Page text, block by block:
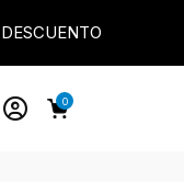
0